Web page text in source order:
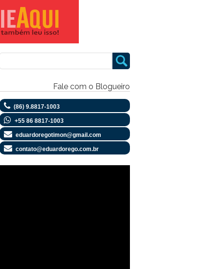
Fale com o Blogueiro
(86) 9.8817-1003
+55 86 8817-1003
eduardoregotimon@gmail.com
contato@eduardorego.com.br